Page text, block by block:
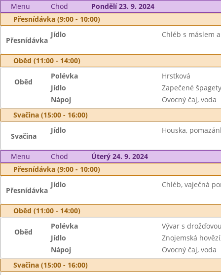
Menu Chod
Pondělí 23. 9. 2024
Přesnídávka (9:00 - 10:00)
Přesnídávka
Jídlo Chléb s máslem
Oběd (11:00 - 14:00)
Oběd
Polévka
Hrstková
Jídlo
Zapečené
Nápoj
Ovocný čaj, voda
Svačina (15:00 - 16:00)
Svačina
Jídlo Houska,
Menu Chod
Úterý 24. 9. 2024
Přesnídávka (9:00 - 10:00)
Přesnídávka
Jídlo Chléb, vaječná
Oběd (11:00 - 14:00)
Oběd
Polévka
Vývar s
Jídlo
Znojemská
Nápoj
Ovocný čaj, voda
Svačina (15:00 - 16:00)